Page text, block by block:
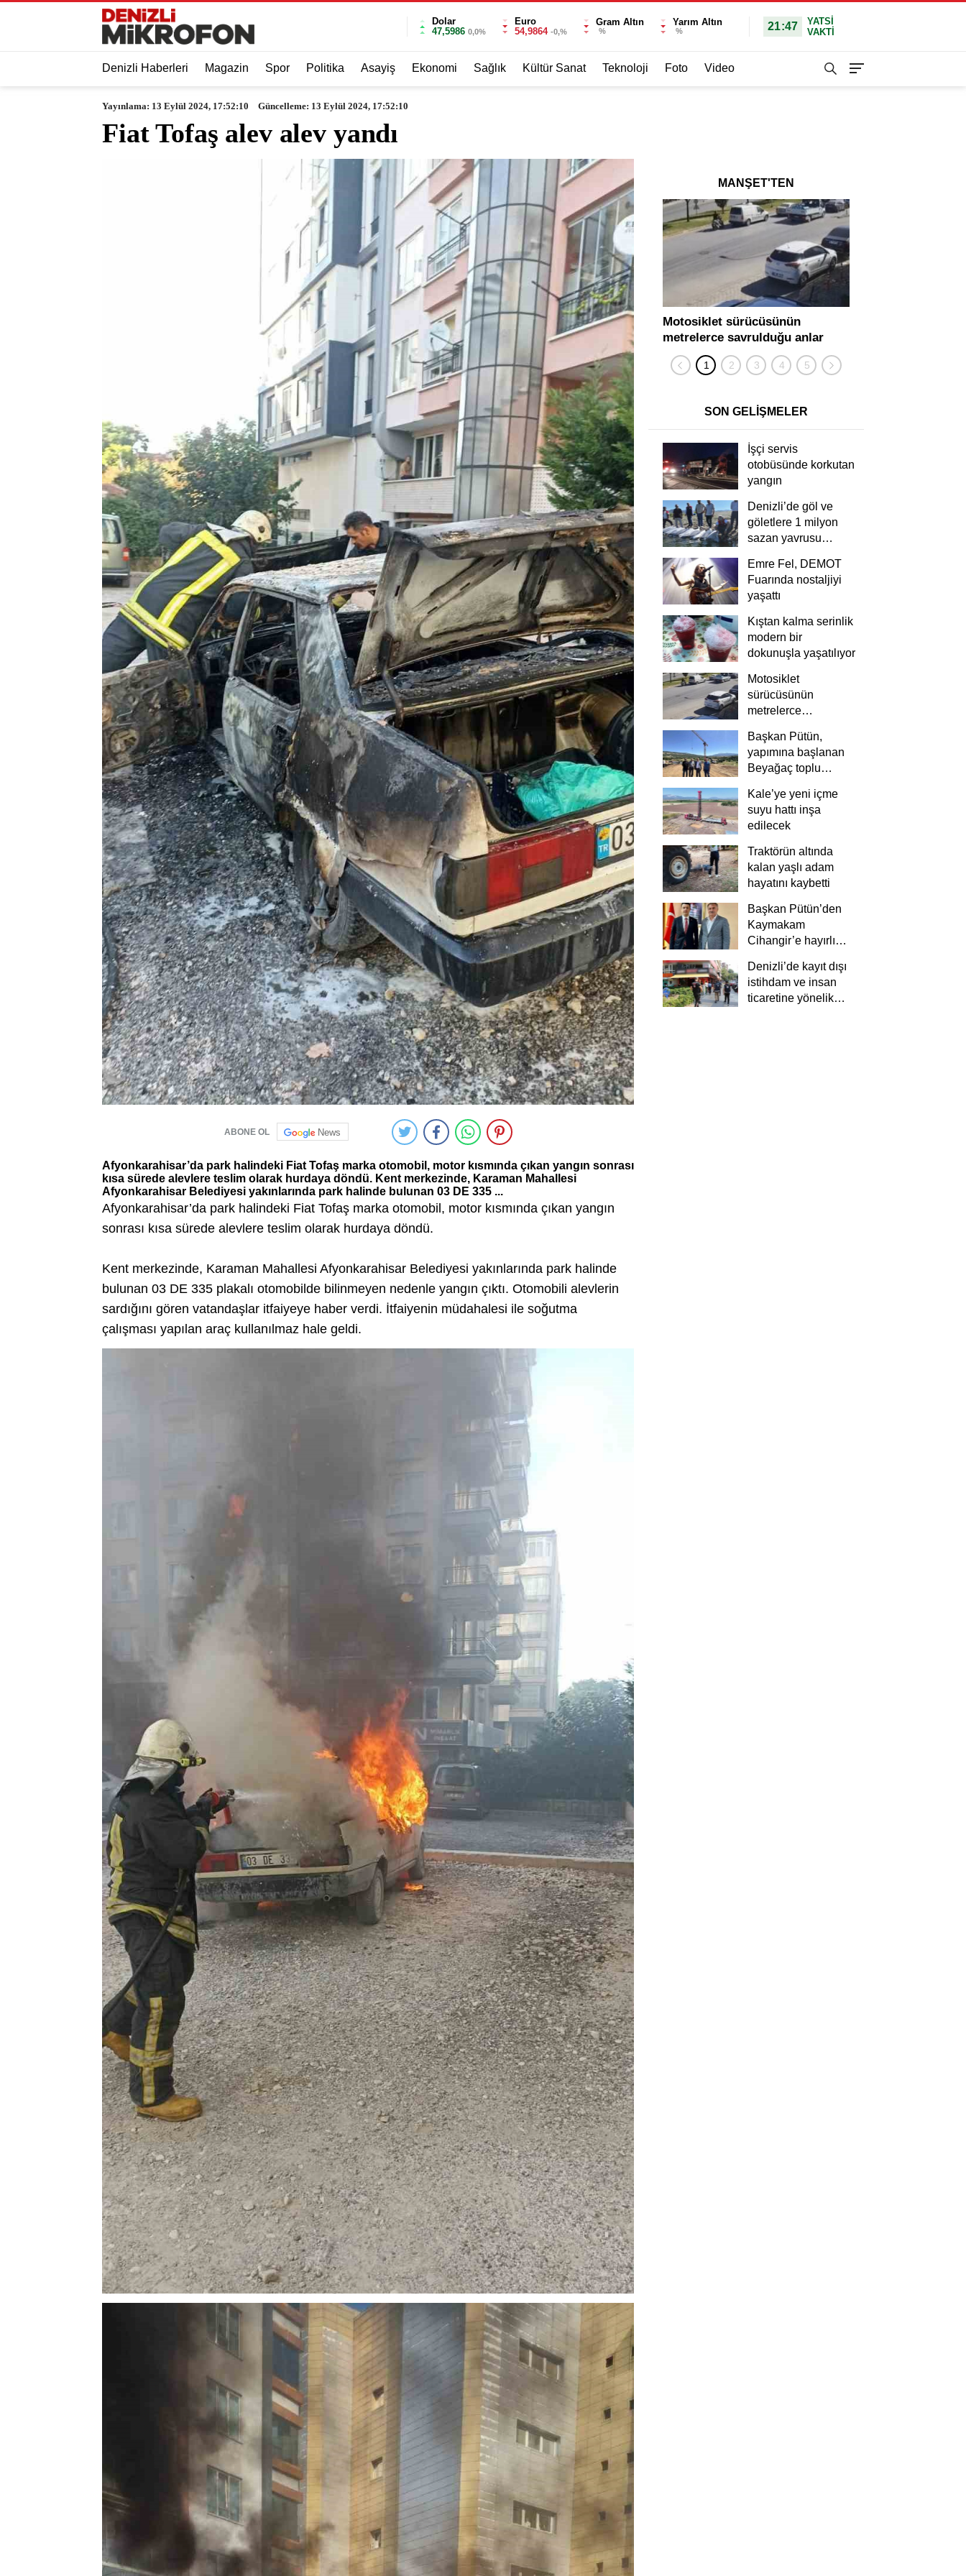
Dolar
47,5986 0,0%
Euro
54,9864 -0,%
Gram Altın
%
Yarım Altın
% 21:47
YATSI
VAKTİ
Denizli Haberleri Magazin Spor Politika Asayiş Ekonomi Sağlık Kültür Sanat Teknoloji Foto Video
Yayınlama: 13 Eylül 2024, 17:52:10 Güncelleme: 13 Eylül 2024, 17:52:10
Fiat Tofaş alev alev yandı
ABONE OL News
Afyonkarahisar’da park halindeki Fiat Tofaş marka otomobil, motor kısmında çıkan yangın sonrası
kısa sürede alevlere teslim olarak hurdaya döndü. Kent merkezinde, Karaman Mahallesi
Afyonkarahisar Belediyesi yakınlarında park halinde bulunan 03 DE 335 ...
Afyonkarahisar’da park halindeki Fiat Tofaş marka otomobil, motor kısmında çıkan yangın
sonrası kısa sürede alevlere teslim olarak hurdaya döndü.
Kent merkezinde, Karaman Mahallesi Afyonkarahisar Belediyesi yakınlarında park halinde
bulunan 03 DE 335 plakalı otomobilde bilinmeyen nedenle yangın çıktı. Otomobili alevlerin
sardığını gören vatandaşlar itfaiyeye haber verdi. İtfaiyenin müdahalesi ile soğutma
çalışması yapılan araç kullanılmaz hale geldi.
MANŞET'TEN
Motosiklet sürücüsünün
metrelerce savrulduğu anlar
güvenlik kamerasında
SON GELİŞMELER
İşçi servis
otobüsünde korkutan
yangın
Denizli’de göl ve
göletlere 1 milyon
sazan yavrusu
Emre Fel, DEMOT
Fuarında nostaljiyi
yaşattı
Kıştan kalma serinlik
modern bir
dokunuşla yaşatılıyor
Motosiklet
sürücüsünün
metrelerce
güvenlik
kamerasında
Başkan Pütün,
yapımına başlanan
Beyağaç toplu
Kale’ye yeni içme
suyu hattı inşa
edilecek
Traktörün altında
kalan yaşlı adam
hayatını kaybetti
Başkan Pütün’den
Kaymakam
Cihangir’e hayırlı
Denizli’de kayıt dışı
istihdam ve insan
ticaretine yönelik